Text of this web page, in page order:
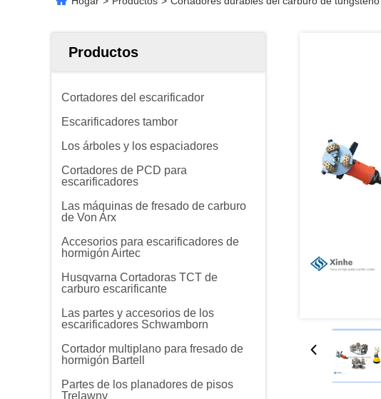
Productos
Cortadores del escarificador
Escarificadores tambor
Los árboles y los espaciadores
Cortadores de PCD para
escarificadores
Las máquinas de fresado de carburo
de Von Arx
Accesorios para escarificadores de
hormigón Airtec
Husqvarna Cortadoras TCT de
carburo escarificante
Las partes y accesorios de los
escarificadores Schwamborn
Cortador multiplano para fresado de
hormigón Bartell
Partes de los planadores de pisos
Trelawny